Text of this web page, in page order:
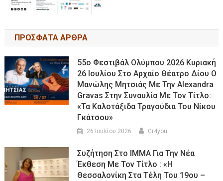
ΠΡΟΣΦΑΤΑ ΑΡΘΡΑ
55ο Φεστιβάλ Ολύμπου 2026 Κυριακή
26 Ιουλίου Στο Αρχαίο Θέατρο Δίου Ο
Μανώλης Μητσιάς Με Την Alexandra
Gravas Στην Συναυλία Με Τον Τίτλο:
«τα Καλοτάξιδα Τραγούδια Του Νίκου
Γκάτσου»
26 Ιουλίου 2026 Gr4you
Συζήτηση Στο ΙΜΜΑ Για Την Νέα
Έκθεση Με Τον Τίτλο : «Η
Θεσσαλονίκη Στα Τέλη Του 19ου –